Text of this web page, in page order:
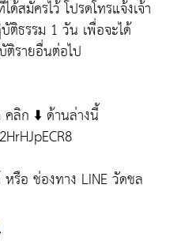
สมัครไว้ โปรดโทรแจ้งเจ้า
ติธรรม 1 วัน เพื่อจะได้
ติรายอื่นต่อไป
คลิก ⬇️ ด้านล่างนี้
รือ ช่องทาง LINE วัดชล